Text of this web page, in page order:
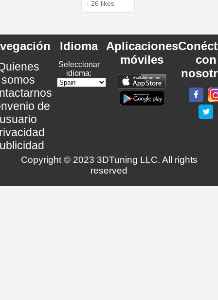
· 26 likes
somos
de
Idioma
Seleccionar
idioma:
Aplicaciones
móviles
con
Copyright © 2023 3DTuning LLC. All rights
reserved